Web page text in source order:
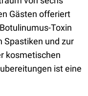
Gästen offeriert
Toxin
Spastiken und zur
kosmetischen
ist eine